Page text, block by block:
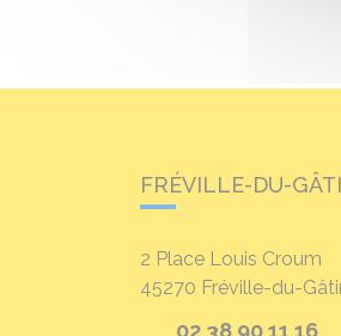
FRÉVILLE-DU-
2 Place Louis Croum
45270 Fréville-du-